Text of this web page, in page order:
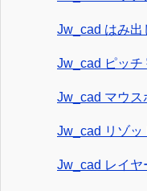
Jw_cad はみ出
Jw_cad ピッチ
Jw_cad マウス
Jw_cad リゾッ
Jw_cad レイヤ